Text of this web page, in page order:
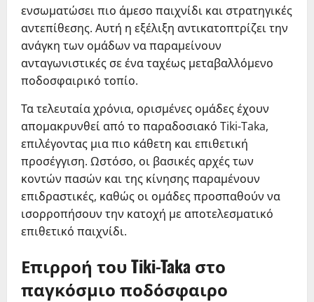
ενσωματώσει πιο άμεσο παιχνίδι και στρατηγικές
αντεπίθεσης. Αυτή η εξέλιξη αντικατοπτρίζει την
ανάγκη των ομάδων να παραμείνουν
ανταγωνιστικές σε ένα ταχέως μεταβαλλόμενο
ποδοσφαιρικό τοπίο.
Τα τελευταία χρόνια, ορισμένες ομάδες έχουν
απομακρυνθεί από το παραδοσιακό Tiki-Taka,
επιλέγοντας μια πιο κάθετη και επιθετική
προσέγγιση. Ωστόσο, οι βασικές αρχές των
κοντών πασών και της κίνησης παραμένουν
επιδραστικές, καθώς οι ομάδες προσπαθούν να
ισορροπήσουν την κατοχή με αποτελεσματικό
επιθετικό παιχνίδι.
Επιρροή του Tiki-Taka στο
παγκόσμιο ποδόσφαιρο